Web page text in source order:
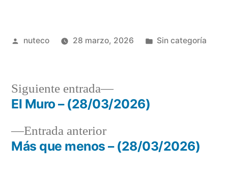
Publicada
nuteco 28 marzo, 2026
Publicada
Sin categoría
Navegación
de
entradas
Entrada anteriorEntrada
anterior:
Más que menos – (28/03/2026)
Siguiente entrada
Siguiente
entrada:
El Muro – (28/03/2026)